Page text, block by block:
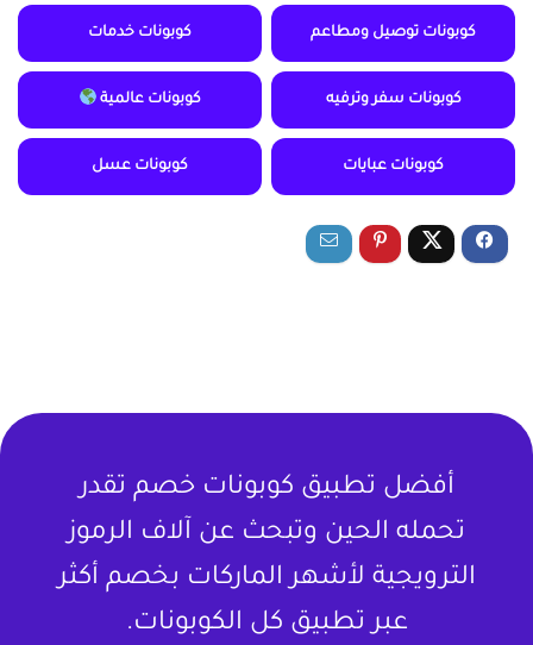
كوبونات توصيل ومطاعم كوبونات خدمات
كوبونات سفر وترفيه كوبونات عالمية
كوبونات عبايات كوبونات عسل
أفضل تطبيق كوبونات خصم تقدر
تحمله الحين وتبحث عن آلاف الرموز
الترويجية لأشهر الماركات بخصم أكثر
عبر تطبيق كل الكوبونات.